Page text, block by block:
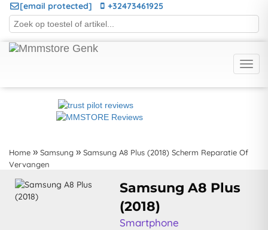
[email protected] +32473461925
Home Samsung
Samsung A8 Plus (2018) Scherm Reparatie Of
Vervangen
Samsung A8 Plus
(2018)
Smartphone